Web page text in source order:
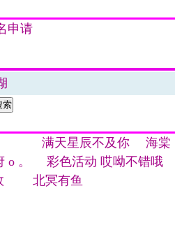
申请
满天星辰不及你
海棠
o 。 彩色活动 哎呦不错哦
北冥有鱼